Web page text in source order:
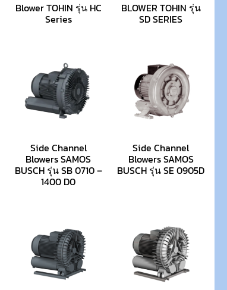
Blower TOHIN รุ่น HC
Series
BLOWER TOHIN รุ่น
SD SERIES
Side Channel
Blowers SAMOS
BUSCH รุ่น SB 0710 –
1400 D0
Side Channel
Blowers SAMOS
BUSCH รุ่น SE 0905D